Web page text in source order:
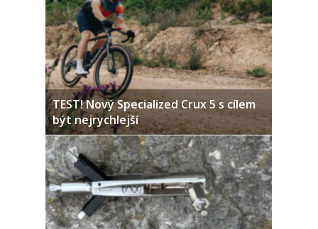
TEST! Nový Specialized Crux 5 s cílem
být nejrychlejší